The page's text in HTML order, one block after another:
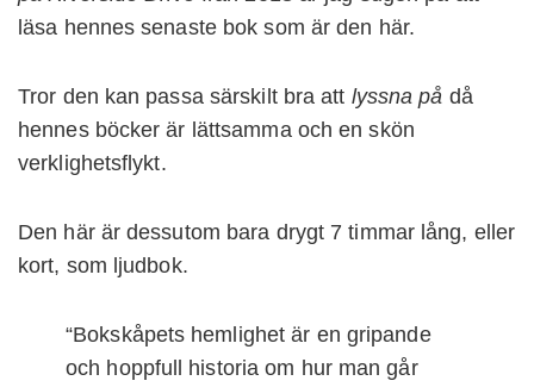
läsa hennes senaste bok som är den här.
Tror den kan passa särskilt bra att lyssna på då
hennes böcker är lättsamma och en skön
verklighetsflykt.
Den här är dessutom bara drygt 7 timmar lång, eller
kort, som ljudbok.
“Bokskåpets hemlighet är en gripande
och hoppfull historia om hur man går